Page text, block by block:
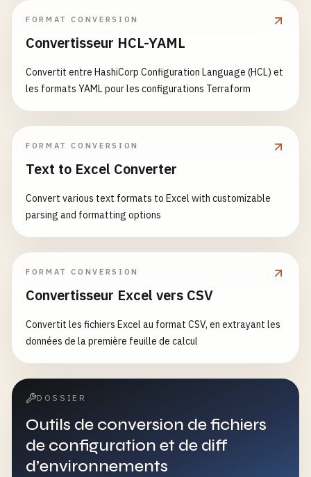
FORMAT CONVERSION
Convertisseur HCL-YAML
Convertit entre HashiCorp Configuration Language (HCL) et
les formats YAML pour les configurations Terraform
FORMAT CONVERSION
Text to Excel Converter
Convert various text formats to Excel with customizable
parsing and formatting options
FORMAT CONVERSION
Convertisseur Excel vers CSV
Convertit les fichiers Excel au format CSV, en extrayant les
données de la première feuille de calcul
DOSSIER
Outils de conversion de fichiers
de configuration et de diff
d’environnements